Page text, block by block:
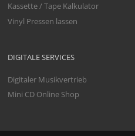
Kassette / Tape Kalkulator
Vinyl Pressen lassen
DIGITALE SERVICES
Digitaler Musikvertrieb
Mini CD Online Shop